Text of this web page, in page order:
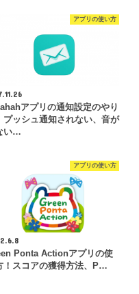
アプリの使い方
アプリの通知設定のやり
プッシュ通知されない、音が
い…
アプリの使い方
Ponta Actionアプリの使
！スコアの獲得方法、P…